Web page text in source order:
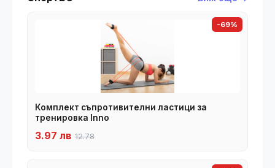
-69%
Комплект съпротивителни ластици за
тренировка Inno
3.97 лв 12.78